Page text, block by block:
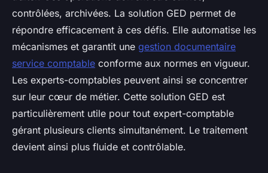
contrôlées, archivées. La solution GED permet de
répondre efficacement à ces défis. Elle automatise les
mécanismes et garantit une gestion documentaire
service comptable conforme aux normes en vigueur.
Les experts-comptables peuvent ainsi se concentrer
sur leur cœur de métier. Cette solution GED est
particulièrement utile pour tout expert-comptable
gérant plusieurs clients simultanément. Le traitement
devient ainsi plus fluide et contrôlable.